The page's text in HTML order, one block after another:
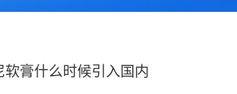
软膏什么时候引入国内